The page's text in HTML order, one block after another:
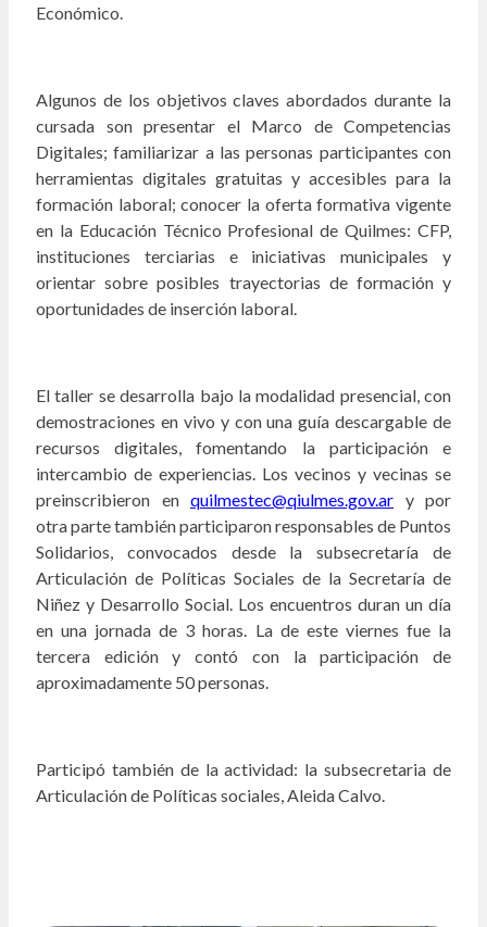
Económico.
Algunos de los objetivos claves abordados durante la
cursada son presentar el Marco de Competencias
Digitales; familiarizar a las personas participantes con
herramientas digitales gratuitas y accesibles para la
formación laboral; conocer la oferta formativa vigente
en la Educación Técnico Profesional de Quilmes: CFP,
instituciones terciarias e iniciativas municipales y
orientar sobre posibles trayectorias de formación y
oportunidades de inserción laboral.
El taller se desarrolla bajo la modalidad presencial, con
demostraciones en vivo y con una guía descargable de
recursos digitales, fomentando la participación e
intercambio de experiencias. Los vecinos y vecinas se
preinscribieron en quilmestec@qiulmes.gov.ar y por
otra parte también participaron responsables de Puntos
Solidarios, convocados desde la subsecretaría de
Articulación de Políticas Sociales de la Secretaría de
Niñez y Desarrollo Social. Los encuentros duran un día
en una jornada de 3 horas. La de este viernes fue la
tercera edición y contó con la participación de
aproximadamente 50 personas.
Participó también de la actividad: la subsecretaria de
Articulación de Políticas sociales, Aleida Calvo.